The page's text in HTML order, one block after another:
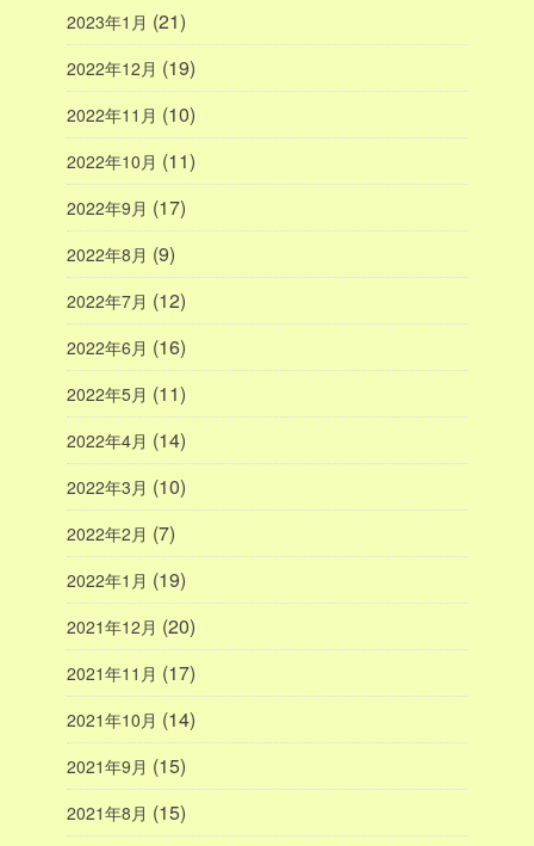
2023年1月 (21)
2022年12月 (19)
2022年11月 (10)
2022年10月 (11)
2022年9月 (17)
2022年8月 (9)
2022年7月 (12)
2022年6月 (16)
2022年5月 (11)
2022年4月 (14)
2022年3月 (10)
2022年2月 (7)
2022年1月 (19)
2021年12月 (20)
2021年11月 (17)
2021年10月 (14)
2021年9月 (15)
2021年8月 (15)